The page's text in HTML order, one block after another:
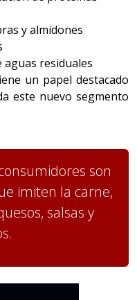
y almidones
aguas residuales
un papel destacado
este nuevo segmento
son
imiten la carne,
salsas y